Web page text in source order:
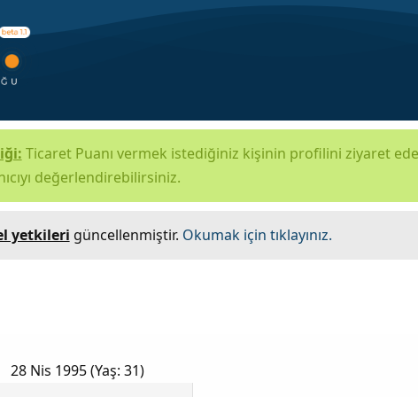
Ticaret Puanı vermek istediğiniz kişinin profilini ziyaret
değerlendirebilirsiniz.
yetkileri güncellenmiştir. Okumak için tıklayınız.
28 Nis 1995 (Yaş: 31)